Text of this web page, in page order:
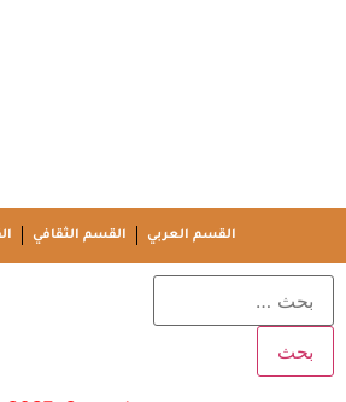
القسم العربي القسم الثقافي